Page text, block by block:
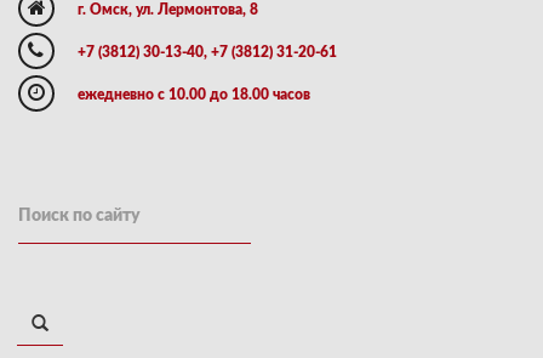
г. Омск, ул. Лермонтова, 8
+7 (3812) 30-13-40, +7 (3812) 31-20-61
ежедневно с 10.00 до 18.00 часов